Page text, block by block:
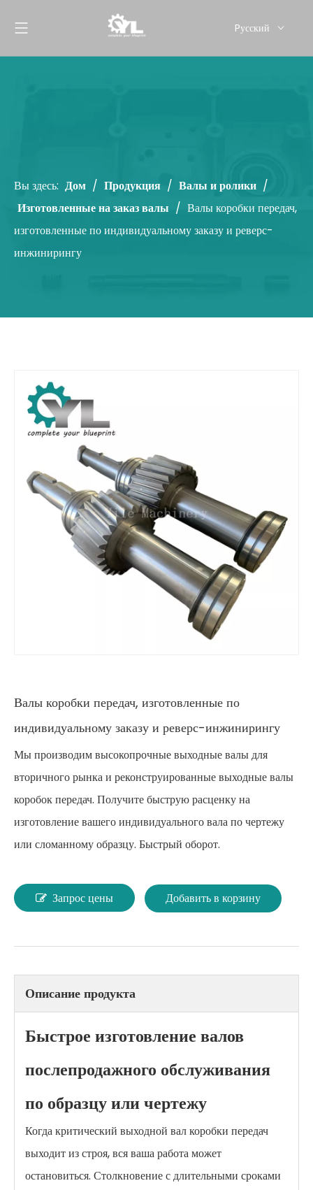
Pусский
Вы здесь: Дом / Продукция / Валы и ролики /
Изготовленные на заказ валы / Валы коробки передач,
изготовленные по индивидуальному заказу и реверс-
инжинирингу
Валы коробки передач, изготовленные по
индивидуальному заказу и реверс-инжинирингу
Мы производим высокопрочные выходные валы для
вторичного рынка и реконструированные выходные валы
коробок передач. Получите быструю расценку на
изготовление вашего индивидуального вала по чертежу
или сломанному образцу. Быстрый оборот.
Запрос цены Добавить в корзину
Описание продукта
Быстрое изготовление валов
послепродажного обслуживания
по образцу или чертежу
Когда критический выходной вал коробки передач
выходит из строя, вся ваша работа может
остановиться. Столкновение с длительными сроками